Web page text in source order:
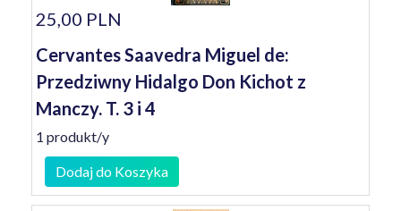
25,00 PLN
Cervantes Saavedra Miguel de:
Przedziwny Hidalgo Don Kichot z
Manczy. T. 3 i 4
1 produkt/y
Dodaj do Koszyka